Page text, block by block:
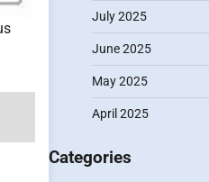
July 2025
June 2025
May 2025
April 2025
Categories